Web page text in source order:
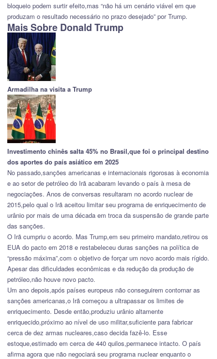
bloqueio podem surtir efeito,mas “não há um cenário viável em que
produzam o resultado necessário no prazo desejado” por Trump.
Mais Sobre Donald Trump
Armadilha na visita a Trump
Investimento chinês salta 45% no Brasil,que foi o principal destino
dos aportes do país asiático em 2025
No passado,sanções americanas e internacionais rigorosas à economia
e ao setor de petróleo do Irã acabaram levando o país à mesa de
negociações. Anos de conversas resultaram no acordo nuclear de
2015,pelo qual o Irã aceitou limitar seu programa de enriquecimento de
urânio por mais de uma década em troca da suspensão de grande parte
das sanções.
O Irã cumpriu o acordo. Mas Trump,em seu primeiro mandato,retirou os
EUA do pacto em 2018 e restabeleceu duras sanções na política de
“pressão máxima”,com o objetivo de forçar um novo acordo mais rígido.
Apesar das dificuldades econômicas e da redução da produção de
petróleo,não houve novo pacto.
Um ano depois,após países europeus não conseguirem contornar as
sanções americanas,o Irã começou a ultrapassar os limites de
enriquecimento. Desde então,produziu urânio altamente
enriquecido,próximo ao nível de uso militar,suficiente para fabricar
cerca de dez armas nucleares,caso decida fazê-lo. Esse
estoque,estimado em cerca de 440 quilos,permanece intacto. O país
afirma agora que não negociará seu programa nuclear enquanto o